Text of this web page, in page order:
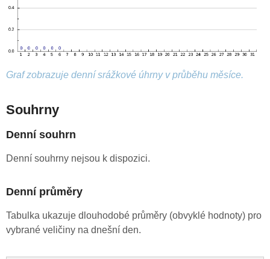
Graf zobrazuje denní srážkové úhrny v průběhu měsíce.
Souhrny
Denní souhrn
Denní souhrny nejsou k dispozici.
Denní průměry
Tabulka ukazuje dlouhodobé průměry (obvyklé hodnoty) pro
vybrané veličiny na dnešní den.